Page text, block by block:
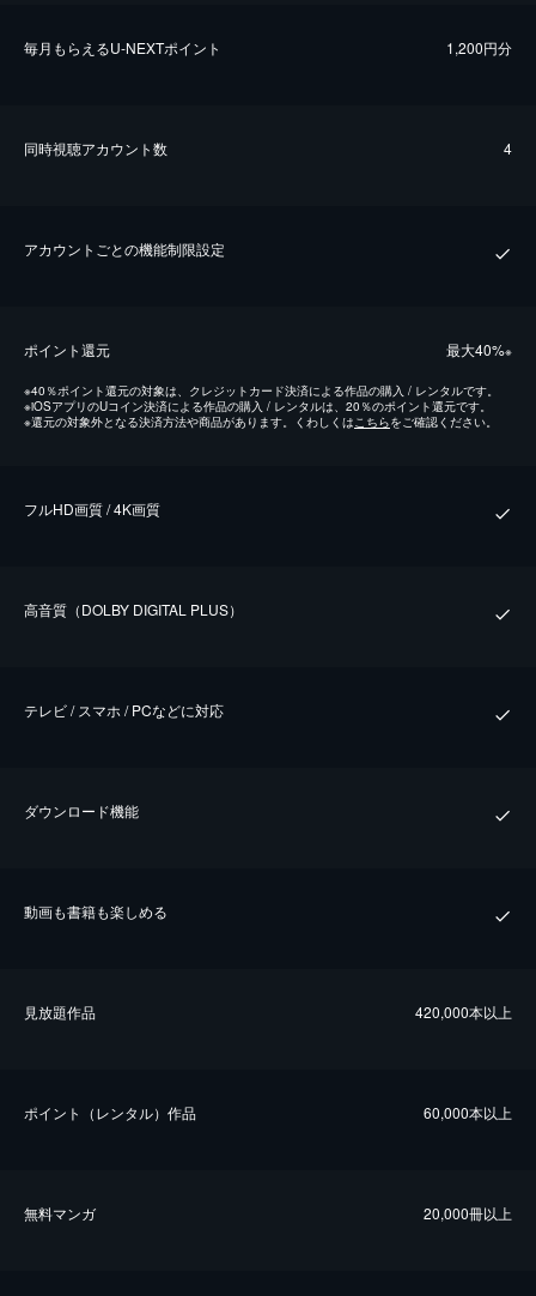
毎⽉もらえるU-NEXTポイント 1,200円分
同時視聴アカウント数 4
アカウントごとの機能制限設定
ポイント還元 最⼤40%※
※40％ポイント還元の対象は、クレジットカード決済による作品の購入 / レンタルです。
※iOSアプリのUコイン決済による作品の購入 / レンタルは、20％のポイント還元です。
※還元の対象外となる決済方法や商品があります。くわしくは こちらをご確認ください。
フルHD画質 / 4K画質
⾼⾳質（DOLBY DIGITAL PLUS）
テレビ / スマホ / PCなどに対応
ダウンロード機能
動画も書籍も楽しめる
⾒放題作品 420,000本以上
ポイント（レンタル）作品 60,000本以上
無料マンガ 20,000冊以上